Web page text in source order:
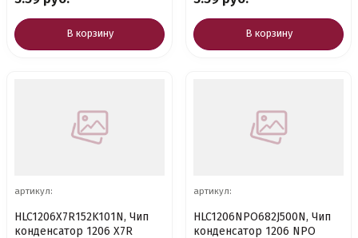
В корзину В корзину
артикул:
HLC1206X7R152K101N, Чип
конденсатор 1206 X7R
артикул:
HLC1206NPO682J500N, Чип
конденсатор 1206 NPO